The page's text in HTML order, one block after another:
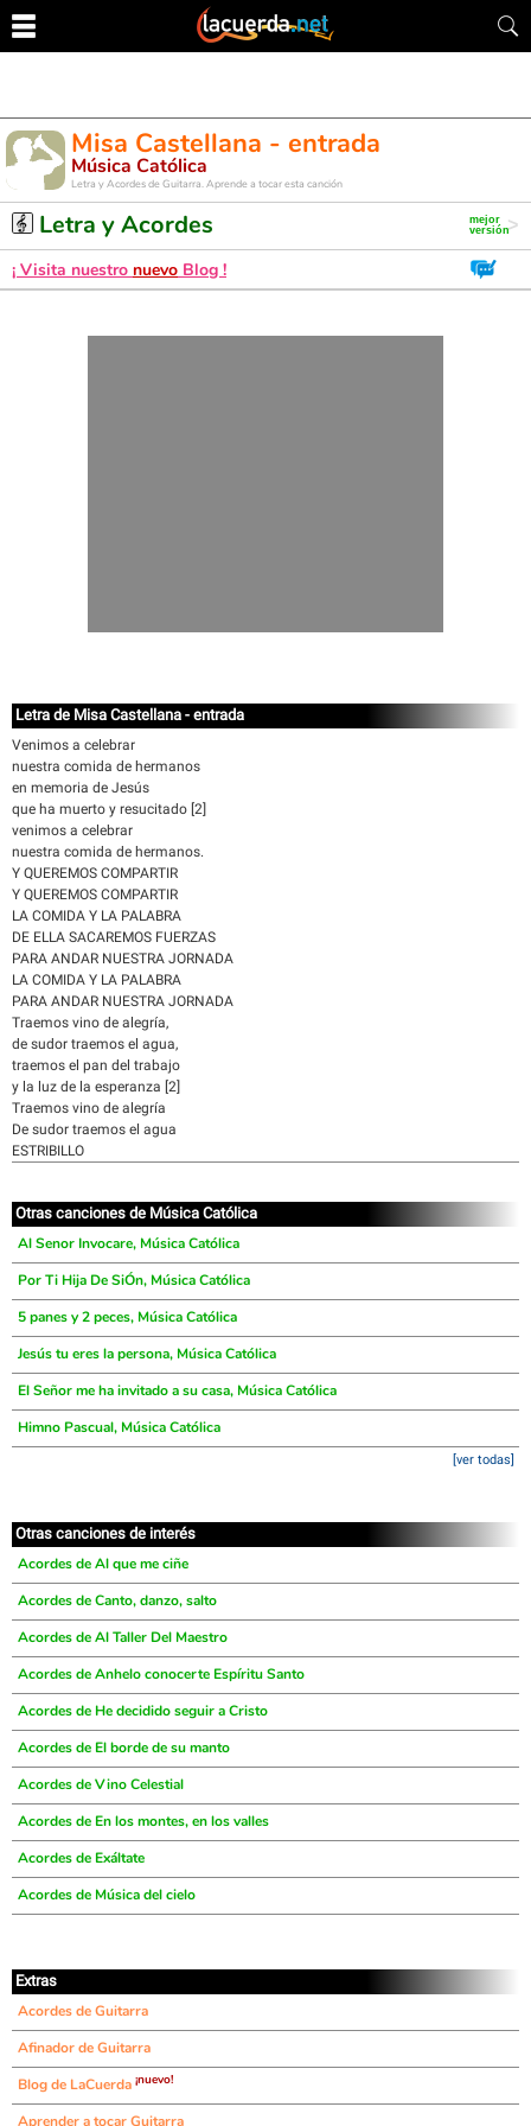
Misa Castellana - entrada
Música Católica
Letra y Acordes de Guitarra. Aprende a tocar esta canción
Letra y Acordes
¡ Visita nuestro nuevo Blog !
Letra de Misa Castellana - entrada
Venimos a celebrar
nuestra comida de hermanos
en memoria de Jesús
que ha muerto y resucitado [2]
venimos a celebrar
nuestra comida de hermanos.
Y QUEREMOS COMPARTIR
Y QUEREMOS COMPARTIR
LA COMIDA Y LA PALABRA
DE ELLA SACAREMOS FUERZAS
PARA ANDAR NUESTRA JORNADA
LA COMIDA Y LA PALABRA
PARA ANDAR NUESTRA JORNADA
Traemos vino de alegría,
de sudor traemos el agua,
traemos el pan del trabajo
y la luz de la esperanza [2]
Traemos vino de alegría
De sudor traemos el agua
ESTRIBILLO
Otras canciones de Música Católica
Al Senor Invocare, Música Católica
Por Ti Hija De SiÓn, Música Católica
5 panes y 2 peces, Música Católica
Jesús tu eres la persona, Música Católica
El Señor me ha invitado a su casa, Música Católica
Himno Pascual, Música Católica
[ver todas]
Otras canciones de interés
Acordes de Al que me ciñe
Acordes de Canto, danzo, salto
Acordes de Al Taller Del Maestro
Acordes de Anhelo conocerte Espíritu Santo
Acordes de He decidido seguir a Cristo
Acordes de El borde de su manto
Acordes de Vino Celestial
Acordes de En los montes, en los valles
Acordes de Exáltate
Acordes de Música del cielo
Extras
Acordes de Guitarra
Afinador de Guitarra
Blog de LaCuerda ¡nuevo!
Aprender a tocar Guitarra